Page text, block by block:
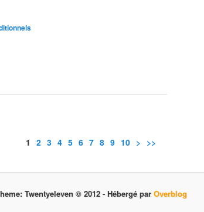
1 2 3 4 5 6 7 8 9 10 > >>
Theme: Twentyeleven © 2012 - Hébergé par Overblog